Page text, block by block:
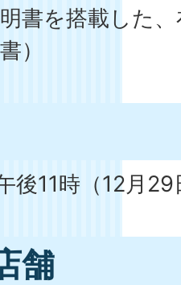
書を搭載した
）
後11時（12月
舗